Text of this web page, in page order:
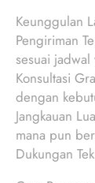
Keunggulan
Pengiriman
sesuai
Konsultasi
dengan
Jangkauan
mana pun
Dukungan